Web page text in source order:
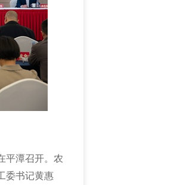
平潭召开。农
委书记黄惠